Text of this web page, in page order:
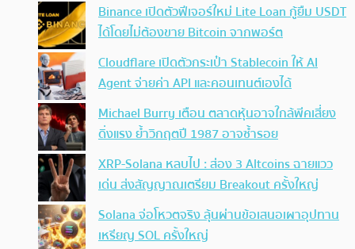
Binance เปิดตัวฟีเจอร์ใหม่ Lite Loan กู้ยืม USDT
ได้โดยไม่ต้องขาย Bitcoin จากพอร์ต
Cloudflare เปิดตัวกระเป๋า Stablecoin ให้ AI
Agent จ่ายค่า API และคอนเทนต์เองได้
Michael Burry เตือน ตลาดหุ้นอาจใกล้พีคเสี่ยง
ดิ่งแรง ย้ำวิกฤตปี 1987 อาจซ้ำรอย
XRP-Solana หลบไป : ส่อง 3 Altcoins ฉายแวว
เด่น ส่งสัญญาณเตรียม Breakout ครั้งใหญ่
Solana จ่อโหวตจริง ลุ้นผ่านข้อเสนอเผาอุปทาน
เหรียญ SOL ครั้งใหญ่